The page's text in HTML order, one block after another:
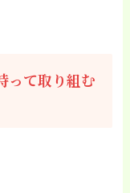
って取り組む